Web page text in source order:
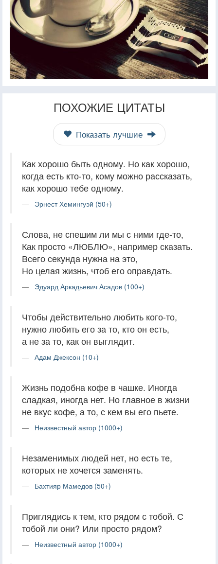
ПОХОЖИЕ ЦИТАТЫ
Показать лучшие
Как хорошо быть одному. Но как хорошо,
когда есть кто-то, кому можно рассказать,
как хорошо тебе одному.
Эрнест Хемингуэй (50+)
Слова, не спешим ли мы с ними где-то,
Как просто «ЛЮБЛЮ», например сказать.
Всего секунда нужна на это,
Но целая жизнь, чтоб его оправдать.
Эдуард Аркадьевич Асадов (100+)
Чтобы действительно любить кого-то,
нужно любить его за то, кто он есть,
а не за то, как он выглядит.
Адам Джексон (10+)
Жизнь подобна кофе в чашке. Иногда
сладкая, иногда нет. Но главное в жизни
не вкус кофе, а то, с кем вы его пьете.
Неизвестный автор (1000+)
Незаменимых людей нет, но есть те,
которых не хочется заменять.
Бахтияр Мамедов (50+)
Приглядись к тем, кто рядом с тобой. С
тобой ли они? Или просто рядом?
Неизвестный автор (1000+)